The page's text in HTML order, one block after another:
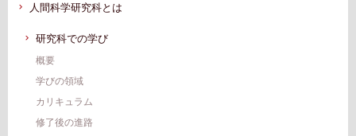
人間科学研究科とは
研究科での学び
概要
学びの領域
カリキュラム
修了後の進路